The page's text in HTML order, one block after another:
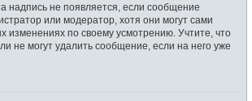
надпись не появляется, если сообщение
или модератор, хотя они могут сами
изменениях по своему усмотрению. Учтите, что
не могут удалить сообщение, если на него уже